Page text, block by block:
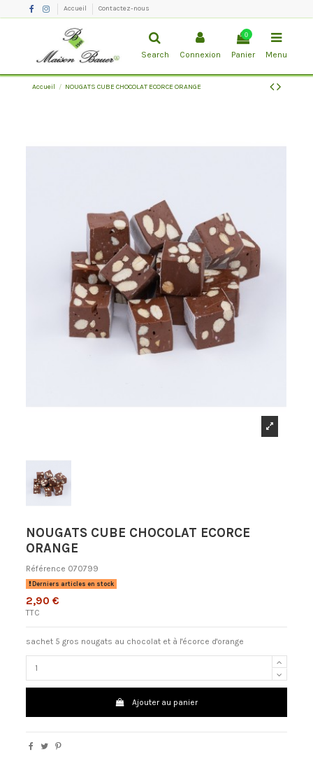
Accueil Contactez-nous
Search Connexion
0
Panier Menu
Accueil NOUGATS CUBE CHOCOLAT ECORCE ORANGE
NOUGATS CUBE CHOCOLAT ECORCE
ORANGE
Référence 070799
Derniers articles en stock
2,90 €
TTC
sachet 5 gros nougats au chocolat et à l'écorce d'orange
Ajouter au panier